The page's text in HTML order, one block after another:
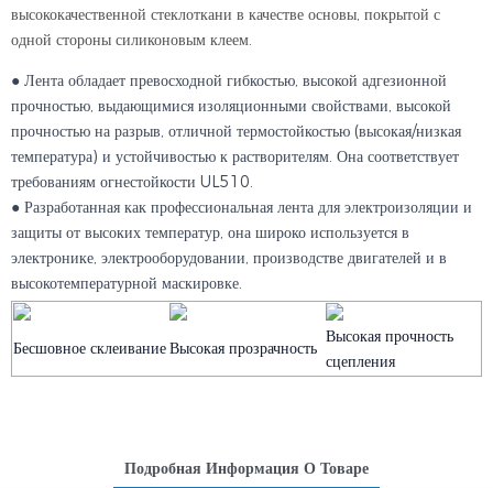
высококачественной стеклоткани в качестве основы, покрытой с
одной стороны силиконовым клеем.
● Лента обладает превосходной гибкостью, высокой адгезионной
прочностью, выдающимися изоляционными свойствами, высокой
прочностью на разрыв, отличной термостойкостью (высокая/низкая
температура) и устойчивостью к растворителям. Она соответствует
требованиям огнестойкости UL510.
● Разработанная как профессиональная лента для электроизоляции и
защиты от высоких температур, она широко используется в
электронике, электрооборудовании, производстве двигателей и в
высокотемпературной маскировке.
Бесшовное склеиваниеВысокая прозрачность
Высокая прочность
сцепления
Подробная Информация О Товаре